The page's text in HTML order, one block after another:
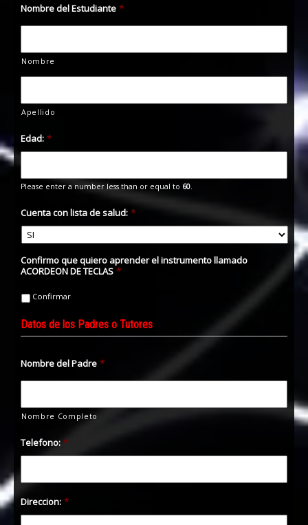
Nombre del Estudiante *
Nombre
Apellido
Edad: *
Please enter a number less than or equal to 60.
Cuenta con lista de salud: *
Confirmo que quiero aprender el instrumento llamado
ACORDEON DE TECLAS *
Confirmar
Datos de los Padres o Tutores
Nombre del Padre *
Nombre Completo
Telefono: *
Direccion: *